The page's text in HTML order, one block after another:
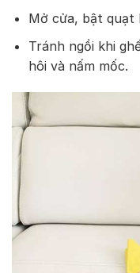
Mở cửa, bật quạt
Tránh ngồi khi
hôi và nấm mốc.